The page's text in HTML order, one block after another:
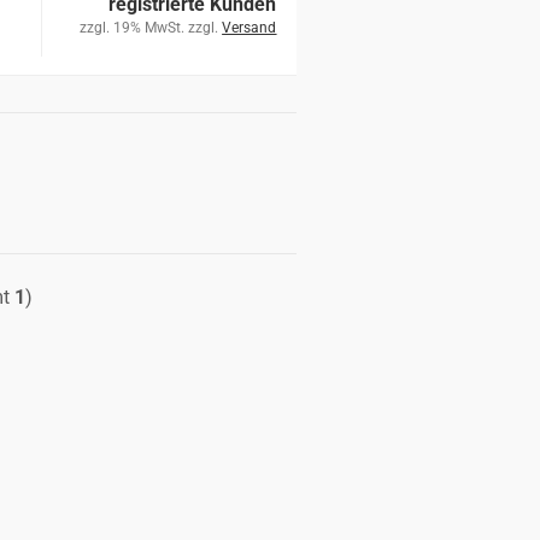
zzgl. 19% MwSt. zzgl.Versand
1)